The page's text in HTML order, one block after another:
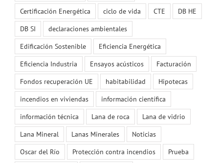
Certificación Energética
ciclo de vida CTE
DB HE
DB SI
declaraciones ambientales
Edificación Sostenible
Eficiencia Energética
Eficiencia Industria
Ensayos acústicos
Facturación
Fondos recuperación UE
habitabilidad
Hipotecas
incendios en viviendas
información científica
información técnica
Lana de roca
Lana de vidrio
Lana Mineral
Lanas Minerales
Noticias
Oscar del Río
Protección contra incendios
Prueba